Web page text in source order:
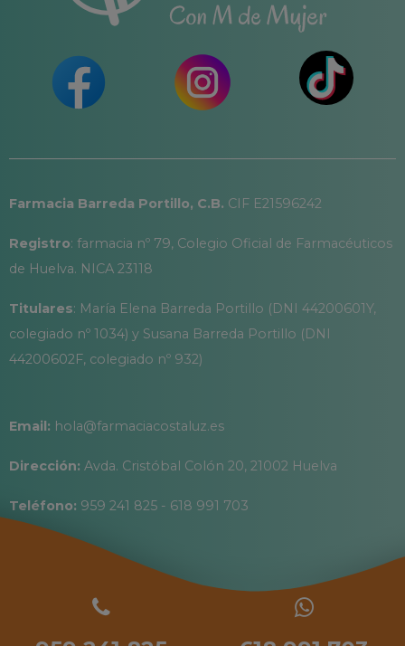
Farmacia Barreda Portillo, C.B. CIF E21596242
Registro: farmacia nº 79, Colegio Oficial de Farmacéuticos
de Huelva. NICA 23118
Titulares: María Elena Barreda Portillo (DNI 44200601Y,
colegiado nº 1034) y Susana Barreda Portillo (DNI
44200602F, colegiado nº 932)
Email: hola@farmaciacostaluz.es
Dirección: Avda. Cristóbal Colón 20, 21002 Huelva
Teléfono: 959 241 825 - 618 991 703